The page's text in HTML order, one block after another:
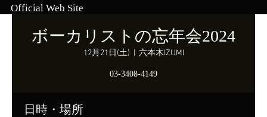
ボーカリストの忘年会2024
12月21日(土) 六本木IZUMI
03-3408-4149
日時・場所
Official Web Site